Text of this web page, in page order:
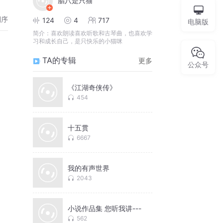
124 4 717
简介： 喜欢朗读喜欢听歌和古琴曲，也喜欢学
习和成长自己，是只快乐的小猫咪
TA的专辑 更多
《江湖奇侠传》
454
十五贯
6667
我的有声世界
2043
小说作品集 您听我讲---
562
电脑版
公众号